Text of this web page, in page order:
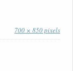
700 × 850 pixels